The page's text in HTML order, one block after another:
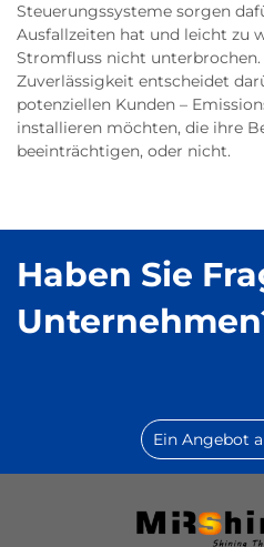
Steuerungssysteme sorgen
Ausfallzeiten hat und leicht zu
Stromfluss nicht
Zuverlässigkeit entscheidet
potenziellen Kunden –
installieren möchten, die ihre
beeinträchtigen, oder nicht.
Haben Sie
Ein Angebot